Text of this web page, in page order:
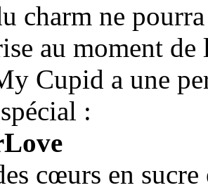
charm ne
au moment
Cupid a une
:
cœurs en sucre